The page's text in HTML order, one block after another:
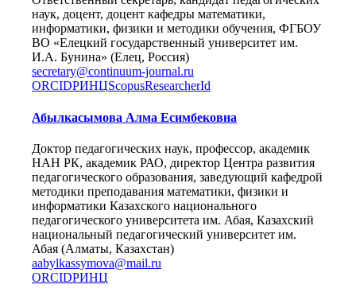
наук, доцент, доцент кафедры математики,
информатики, физики и методики обучения, ФГБОУ
ВО «Елецкий государственный университет им.
И.А. Бунина» (Елец, Россия)
secretary@continuum-journal.ru
ORCIDРИНЦScopusResearcherId
Абылкасымова Алма Есимбековна
Доктор педагогических наук, профессор, академик
НАН РК, академик РАО, директор Центра развития
педагогического образования, заведующий кафедрой
методики преподавания математики, физики и
информатики Казахского национального
педагогического университета им. Абая, Казахский
национальный педагогический университет им.
Абая (Алматы, Казахстан)
aabylkassymova@mail.ru
ORCIDРИНЦ